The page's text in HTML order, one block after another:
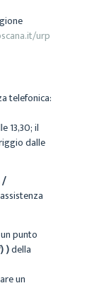
urp
telefonica:
13,30; il
dalle
/
punto
)della
un